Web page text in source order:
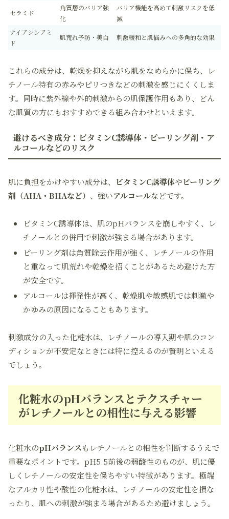
セラミド
角質層のバリア強
化
バリア機能を高めて刺激リスクを低
減
ナイアシンアミ
ド
肌荒れ予防・美白 刺激緩和と肌悩みへの多角的な効果
これらの成分は、乾燥を抑えながら肌をなめらかに保ち、レ
チノール特有の赤みやピリつきなどの刺激を感じにくくしま
す。同時に紫外線や外的刺激からの肌保護作用もあり、どん
な肌質の方にもおすすめできる組み合わせといえます。
避けるべき成分：ビタミンC誘導体・ピーリング剤・ア
ルコールなどのリスク
肌に負担をかけやすい成分は、 ビタミンC誘導体やピーリング
剤（AHA・BHAなど） 、強いアルコールなどです。
ビタミンC誘導体は、肌のpHバランスを崩しやすく、レ
チノールとの併用で刺激が強まる場合があります。
ピーリング剤は角質除去作用が強く、レチノールの作用
と重なって肌荒れや乾燥を招くことがあるため避けた方
が安全です。
アルコールは揮発性が高く、乾燥肌や敏感肌では刺激や
かゆみの原因になることもあります。
刺激成分の入った化粧水は、レチノールの導入期や肌のコン
ディションが不安定なときには特に控えるのが賢明といえる
でしょう。
化粧水のpHバランスとテクスチャー
がレチノールとの相性に与える影響
化粧水のpHバランスもレチノールとの相性を判断するうえで
重要なポイントです。pH5.5前後の弱酸性のものが、肌に優
しくレチノールの安定性を保ちやすい特徴があります。極端
なアルカリ性や酸性の化粧水は、レチノールの安定性を損な
ったり、肌への刺激が強まる場合があるため避けましょう。